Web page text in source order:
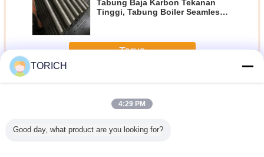
Tabung Baja Karbon Tekanan
Tinggi, Tabung Boiler Seamless 3
Terus
LebihBaja karbon Tabung
TORICH
4:29 PM
Good day, what product are you looking for?